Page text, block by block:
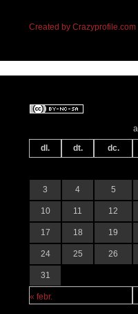
Created by Crazyprofile.com
dl. dt. dc.
« febr.
3 4 5
10 11 12
17 18 19
24 25 26
31